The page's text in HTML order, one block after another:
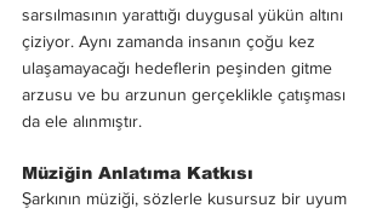
sarsılmasının yarattığı duygusal yükün altını
çiziyor. Aynı zamanda insanın çoğu kez
ulaşamayacağı hedeflerin peşinden gitme
arzusu ve bu arzunun gerçeklikle çatışması
da ele alınmıştır.
Müziğin Anlatıma Katkısı
Şarkının müziği, sözlerle kusursuz bir uyum